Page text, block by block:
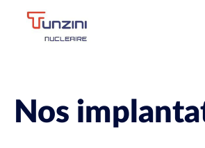
Nos